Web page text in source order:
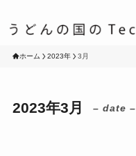
ホーム 2023年 3月
2023年3月 – date –